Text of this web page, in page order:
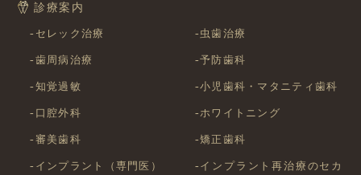
診療案内
セレック治療 虫歯治療
歯周病治療 予防歯科
知覚過敏 小児歯科・マタニティ歯科
口腔外科 ホワイトニング
審美歯科 矯正歯科
インプラント（専門医）
インプラント再治療のセカ